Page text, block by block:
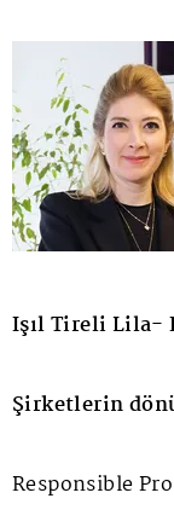
Işıl Tireli Lila-
Şirketlerin
Responsible